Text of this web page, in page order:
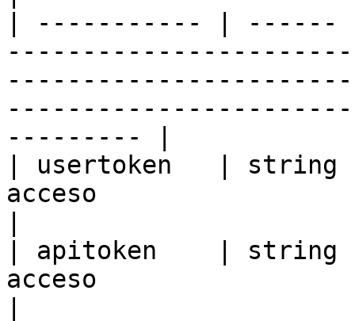
| ----------- | ------
--------- |
| usertoken   | string
acceso
| apitoken    | string |
acceso